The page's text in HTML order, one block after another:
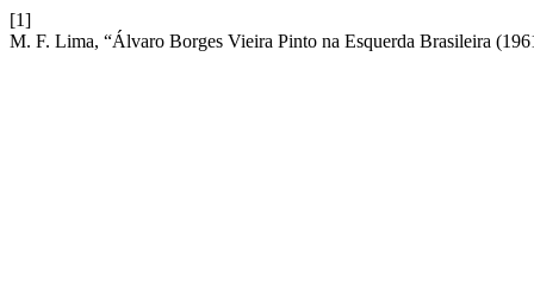
[1]
M. F. Lima, “Álvaro Borges Vieira Pinto na Esquerda Brasileira